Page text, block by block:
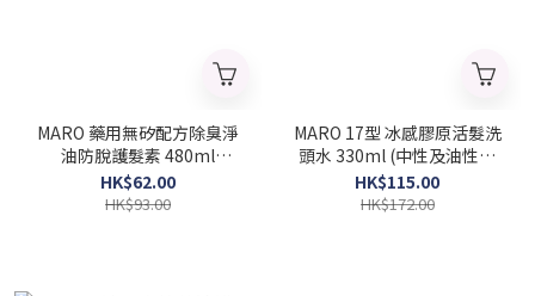
MARO 藥用無矽配方除臭淨
油防脫護髮素 480ml
(Barcode:4582469490814)
HK$62.00
HK$93.00
MARO 17型 冰感膠原活髮洗
頭水 330ml (中性及油性頭
皮適用) (Barcode:
4582469499985)
HK$115.00
HK$172.00